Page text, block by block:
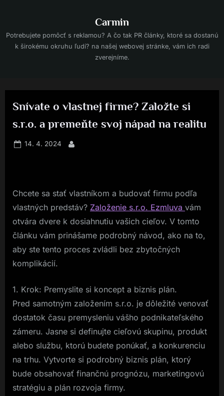
content
Carmin
Potrebujete pomôcť s reklamou? A čo tak PR články, ktoré sa dostanú
k širokému okruhu ľudí? na našej webovej stránke, vám ich radi
zverejníme.
Snívate o vlastnej firme? Založte si
s.r.o. a premeňte svoj nápad na realitu
Posted
14. 4. 2024
Chcete sa stať vlastníkom a budovať firmu podľa
vlastných predstáv? Založenie s.r.o. Ezmluva vám
otvára dvere k dosiahnutiu vašich cieľov. V tomto
článku vám prinášame podrobný návod, ako na to,
aby ste tento proces zvládli bez zbytočných
komplikácií.
1. Krok: Premyslite si koncept a biznis plán.
Pred samotným založením s.r.o. je dôležité venovať
dostatok času premysleniu vášho podnikateľského
zámeru. Jasne si definujte cieľovú skupinu, produkt
alebo službu, ktorú budete ponúkať, a konkurenciu
na trhu. Vytvorte si podrobný biznis plán, ktorý
bude obsahovať finančnú prognózu, marketingovú
stratégiu a plán rozvoja firmy.